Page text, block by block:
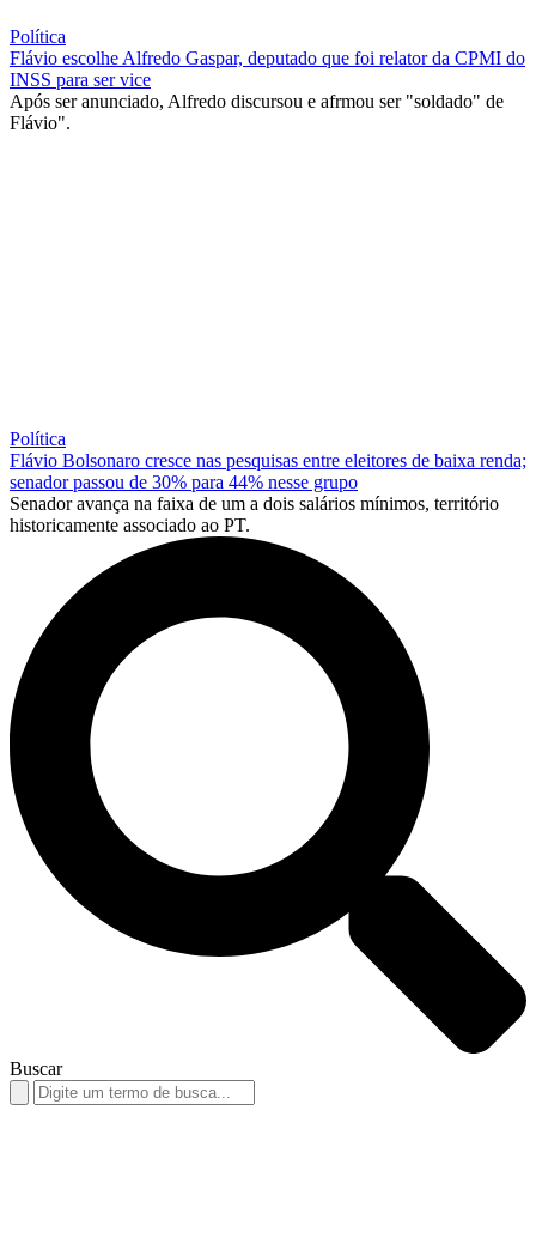
Política
Flávio escolhe Alfredo Gaspar, deputado que foi relator da CPMI do
INSS para ser vice
Após ser anunciado, Alfredo discursou e afrmou ser "soldado" de
Flávio".
Política
Flávio Bolsonaro cresce nas pesquisas entre eleitores de baixa renda;
senador passou de 30% para 44% nesse grupo
Senador avança na faixa de um a dois salários mínimos, território
historicamente associado ao PT.
Buscar
Search
for: